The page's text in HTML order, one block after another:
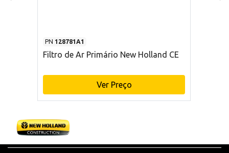
PN 128781A1
Filtro de Ar Primário New Holland CE
Ver Preço